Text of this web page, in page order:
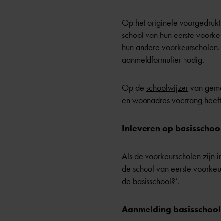
Op het originele
school van hun eerste
hun andere
aanmeldformulier nodig.
Op de schoolwijzervan
en woonadres voorrang
Inleveren op
Als de voorkeurscholen zijn
de school van eerste
de basisschool?’.
Aanmelding